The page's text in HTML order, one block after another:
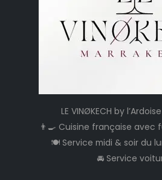
LE VINØKECH by
👨‍🍳 Cuisine française avec
🍽️ Service midi & soir du
🚘 Service